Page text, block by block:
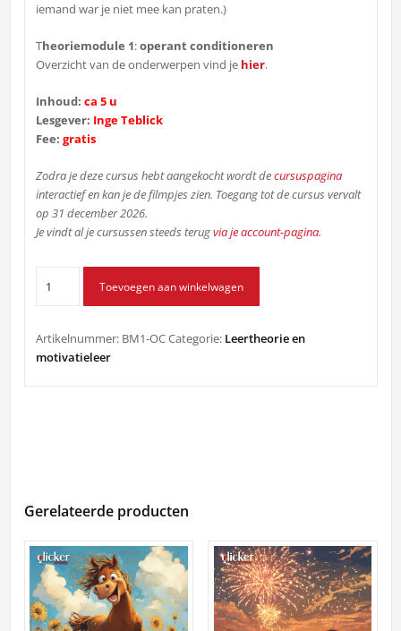
iemand war je niet mee kan praten.)
Theoriemodule 1:operant conditioneren
Overzicht van de onderwerpen vind je hier.
Inhoud:ca 5 u
Lesgever: Inge Teblick
Fee:gratis
Zodra je deze cursus hebt aangekocht wordt decursuspagina
interactief en kan je de filmpjes zien. Toegang tot de cursus vervalt
op 31 december 2026.
Je vindt al je cursussen steeds terugvia je account-pagina.
conditionerenToevoegen aan winkelwagen
Artikelnummer: BM1-OCCategorie: Leertheorie en
motivatieleer
Gerelateerde producten